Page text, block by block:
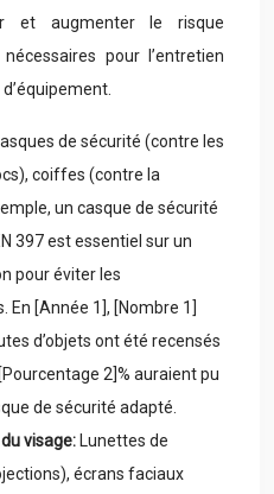
et augmenter le risque
pour l’entretien
de sécurité (contre les
coiffes (contre la
un casque de sécurité
397 est essentiel sur un
pour éviter les
[Année 1], [Nombre 1]
d’objets ont été recensés
2]% auraient pu
de sécurité adapté.
visage: Lunettes de
écrans faciaux